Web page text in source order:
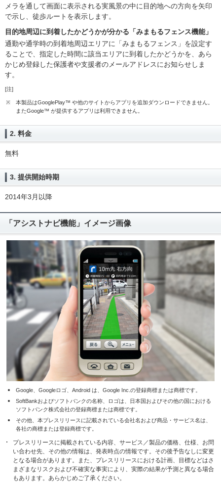
メラを通して画面に表示される実風景の中に目的地への方向を矢印
で示し、徒歩ルートを表示します。
目的地周辺に到着したかどうかが分かる「みまもるフェンス機能」
通勤や通学時の到着地周辺エリアに「みまもるフェンス」を設定す
ることで、指定した時間に該当エリアに到着したかどうかを、あら
かじめ登録した保護者や支援者のメールアドレスにお知らせしま
す。
[注]
※
本製品はGooglePlay™ や他のサイトからアプリを追加ダウンロードできません。
またGoogle™ が提供するアプリは利用できません。
2. 料金
無料
3. 提供開始時期
2014年3月以降
「アシストナビ機能」イメージ画像
Google、Googleロゴ、Android は、Google Inc.の登録商標または商標です。
SoftBankおよびソフトバンクの名称、ロゴは、日本国およびその他の国における
ソフトバンク株式会社の登録商標または商標です。
その他、本プレスリリースに記載されている会社名および商品・サービス名は、
各社の商標または登録商標です。
プレスリリースに掲載されている内容、サービス／製品の価格、仕様、お問
い合わせ先、その他の情報は、発表時点の情報です。その後予告なしに変更
となる場合があります。また、プレスリリースにおける計画、目標などはさ
まざまなリスクおよび不確実な事実により、実際の結果が予測と異なる場合
もあります。あらかじめご了承ください。